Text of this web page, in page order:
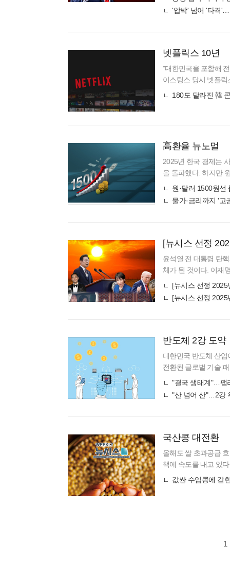
'압박' 넘어 '타격
넷플릭스 10년
"대한민국을 포함해
이스팅스 당시 넷플
시장 진출 계획을 언
180도 달라진 韓
高환율 뉴노멀
2025년 한국 경제는
을 돌파했다. 하지만
통 공식이 완전히 깨
원·달러 1500원선
물가·금리까지 '고
윤석열 전 대통령 탄
체가 된 것이다. 이재
를 최우선으로 삼고 '
[뉴시스 선정
반도체 2강 도약
대한민국 반도체 산
전환된 글로벌 기술
에 나서는 것이다. 정
"결국 생태계"…팹
"산 넘어 산"…2강
국산콩 대전환
올해도 쌀 초과공급
책에 속도를 내고 있
조를 벗어나지 못하
값싼 수입콩에 갇
1